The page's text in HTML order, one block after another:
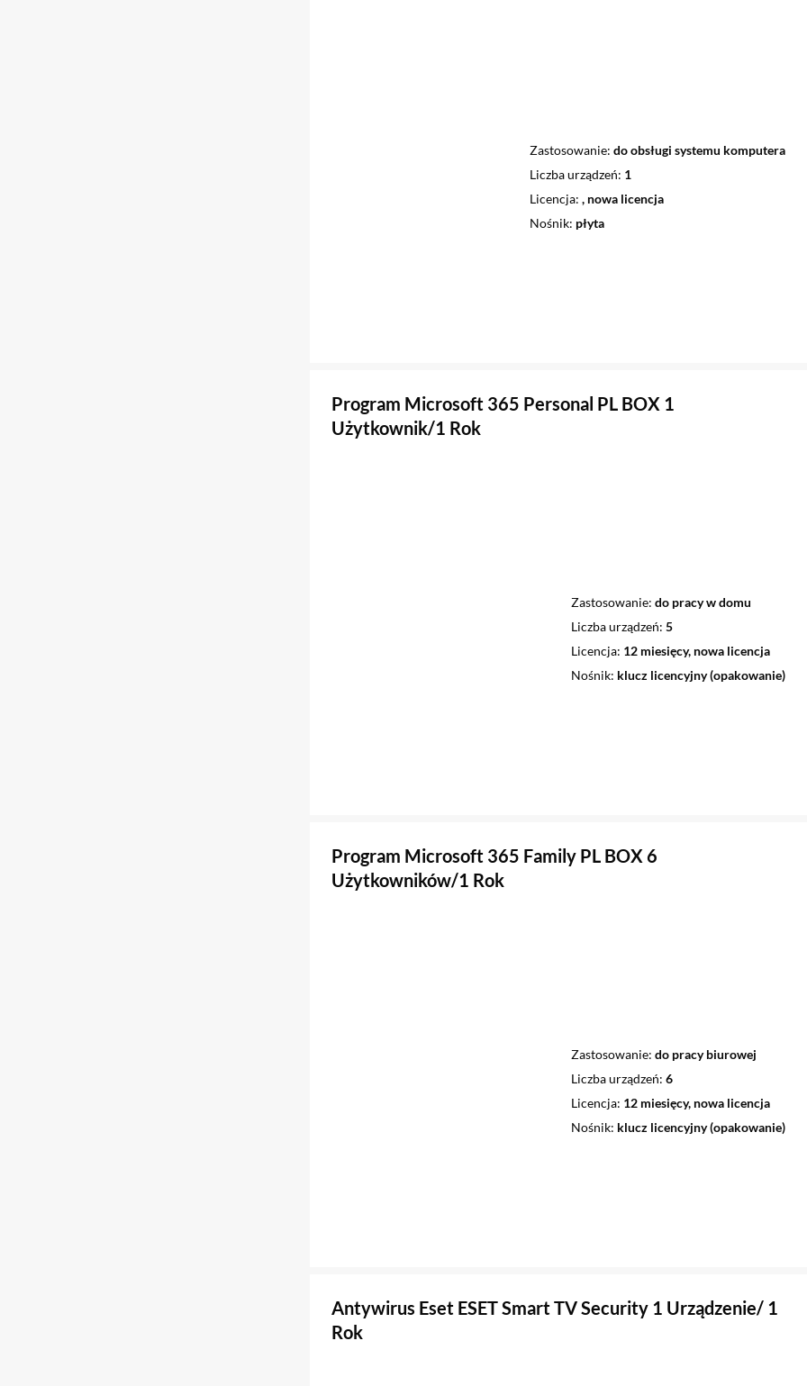
Zastosowanie do obsługi systemu komputera
Liczba urządzeń 1
Licencja , nowa licencja
Nośnik płyta
Program Microsoft 365 Personal PL BOX 1
Użytkownik/1 Rok
Zastosowanie do pracy w domu
Liczba urządzeń 5
Licencja 12 miesięcy, nowa licencja
Nośnik klucz licencyjny (opakowanie)
Program Microsoft 365 Family PL BOX 6
Użytkowników/1 Rok
Zastosowanie do pracy biurowej
Liczba urządzeń 6
Licencja 12 miesięcy, nowa licencja
Nośnik klucz licencyjny (opakowanie)
Antywirus Eset ESET Smart TV Security 1 Urządzenie/ 1
Rok